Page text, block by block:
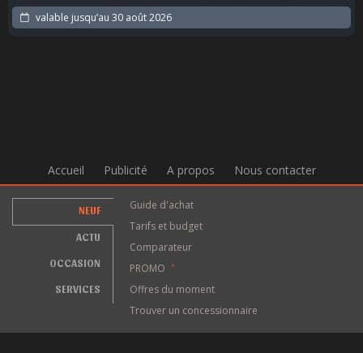
valable jusqu’au 30 août 2026
Accueil Publicité A propos Nous contacter
NEUF
ACTU
OCCASION
SERVICES
Guide d'achat
Tarifs et budget
Comparateur
PROMO
*
Offres du moment
Trouver un concessionnaire